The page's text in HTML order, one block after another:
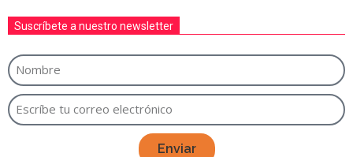
Suscríbete a nuestro newsletter
Enviar